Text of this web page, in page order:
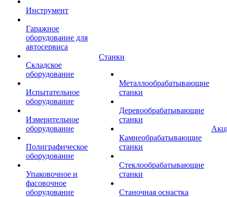
Инструмент
Гаражное
оборудование для
автосервиса
Складское
оборудование
Испытательное
оборудование
Измерительное
оборудование
Полиграфическое
оборудование
Упаковочное и
фасовочное
оборудование
Станки
Металлообрабатывающие
станки
Деревообрабатывающие
станки
Камнеобрабатывающие
станки
Стеклообрабатывающие
станки
Станочная оснастка